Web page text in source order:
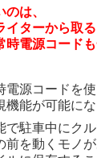
は、
イターから取
時電源コード
電源コードを使
機能が可能にな
で駐車中にク
前を動くモノ